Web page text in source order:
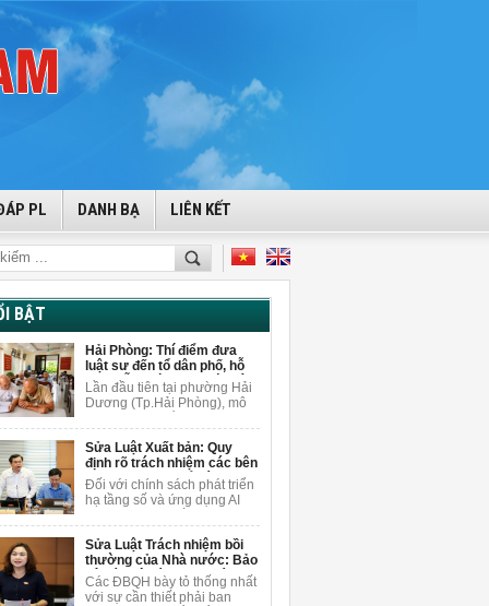
PL DANH BẠ LIÊN KẾT
BẬT
Hải Phòng: Thí điểm đưa
luật sư đến tổ dân phố, hỗ
trợ miễn phí cho người dân
Lần đầu tiên tại phường Hải
Dương (Tp.Hải Phòng), mô
gắn với tư vấn pháp lý miễn
phí được triển khai ngay tại
tổ dân phố để giải đáp
vướng mắc pháp lý cho
người dân.
Sửa Luật Xuất bản: Quy
định rõ trách nhiệm các bên
khi sử dụng AI để sáng tạo
nội dung
Đối với chính sách phát triển
hạ tầng số và ứng dụng AI
Vương Quốc Thắng cho rằng
cần nghiên cứu, bổ sung các
quy định cụ thể hơn về việc
bảo vệ quyền trong môi
trường AI.
Sửa Luật Trách nhiệm bồi
thường của Nhà nước: Bảo
vệ cán bộ dám nghĩ, dám
làm vì lợi ích chung
Các ĐBQH bày tỏ thống nhất
với sự cần thiết phải ban